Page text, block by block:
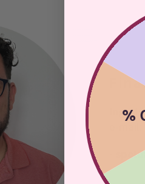
Ing.
-
10